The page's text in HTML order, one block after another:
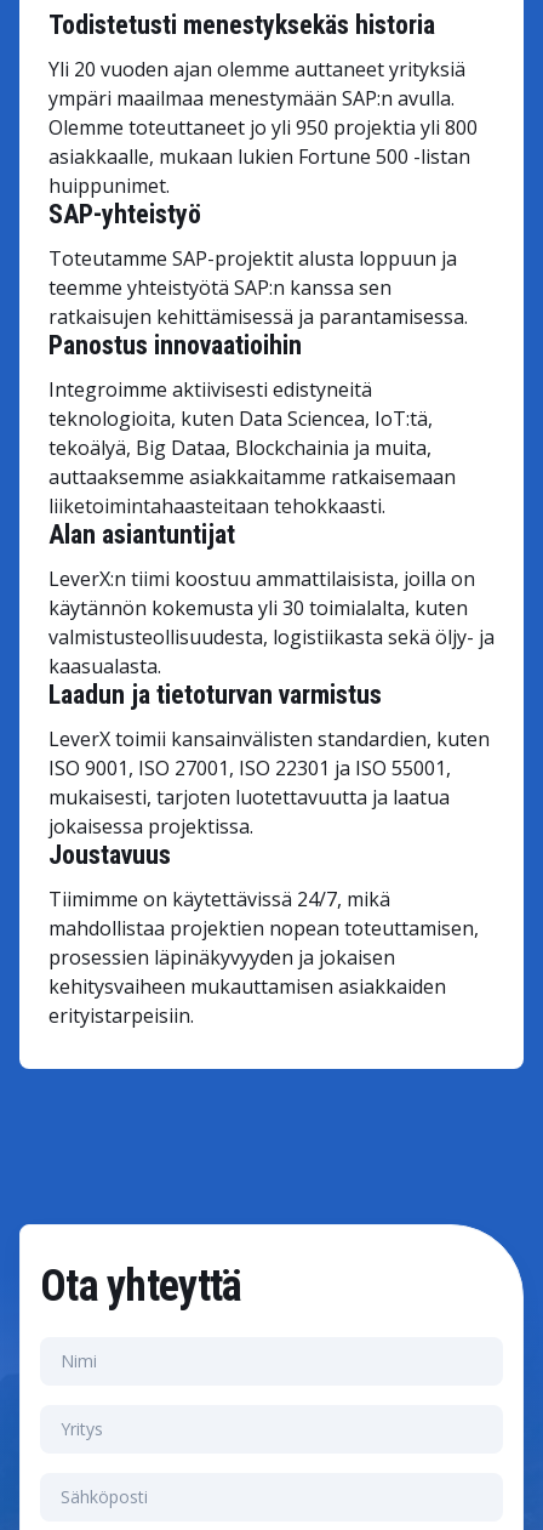
Todistetusti menestyksekäs historia
Yli 20 vuoden ajan olemme auttaneet yrityksiä
ympäri maailmaa menestymään SAP:n avulla.
Olemme toteuttaneet jo yli 950 projektia yli 800
asiakkaalle, mukaan lukien Fortune 500 -listan
huippunimet.
Alan asiantuntijat
LeverX:n tiimi koostuu ammattilaisista, joilla on
käytännön kokemusta yli 30 toimialalta, kuten
valmistusteollisuudesta, logistiikasta sekä öljy- ja
kaasualasta.
SAP-yhteistyö
Toteutamme SAP-projektit alusta loppuun ja
teemme yhteistyötä SAP:n kanssa sen
ratkaisujen kehittämisessä ja parantamisessa.
Laadun ja tietoturvan varmistus
LeverX toimii kansainvälisten standardien, kuten
ISO 9001, ISO 27001, ISO 22301 ja ISO 55001,
mukaisesti, tarjoten luotettavuutta ja laatua
jokaisessa projektissa.
Panostus innovaatioihin
Integroimme aktiivisesti edistyneitä
teknologioita, kuten Data Sciencea, IoT:tä,
tekoälyä, Big Dataa, Blockchainia ja muita,
auttaaksemme asiakkaitamme ratkaisemaan
liiketoimintahaasteitaan tehokkaasti.
Joustavuus
Tiimimme on käytettävissä 24/7, mikä
mahdollistaa projektien nopean toteuttamisen,
prosessien läpinäkyvyyden ja jokaisen
kehitysvaiheen mukauttamisen asiakkaiden
erityistarpeisiin.
Ota yhteyttä